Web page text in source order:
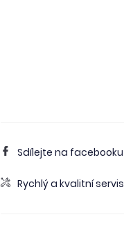
Sdílejte na facebooku
Rychlý a kvalitní servis